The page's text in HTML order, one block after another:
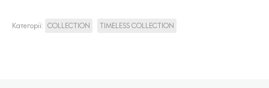
Категорії: COLLECTION TIMELESS COLLECTION